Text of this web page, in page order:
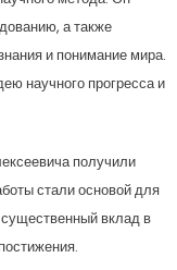
а также
и понимание мира.
научного прогресса и
получили
стали основой для
вклад в